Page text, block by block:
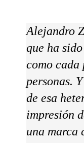
Alejandro
que ha
como cada
personas.
de esa
impresión
una marca